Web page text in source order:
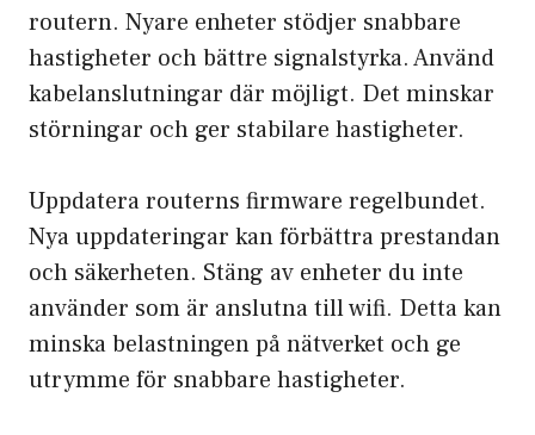
routern. Nyare enheter stödjer snabbare
hastigheter och bättre signalstyrka. Använd
kabelanslutningar där möjligt. Det minskar
störningar och ger stabilare hastigheter.
Uppdatera routerns firmware regelbundet.
Nya uppdateringar kan förbättra prestandan
och säkerheten. Stäng av enheter du inte
använder som är anslutna till wifi. Detta kan
minska belastningen på nätverket och ge
utrymme för snabbare hastigheter.